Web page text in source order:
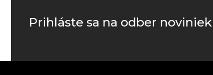
Prihláste sa na odber noviniek